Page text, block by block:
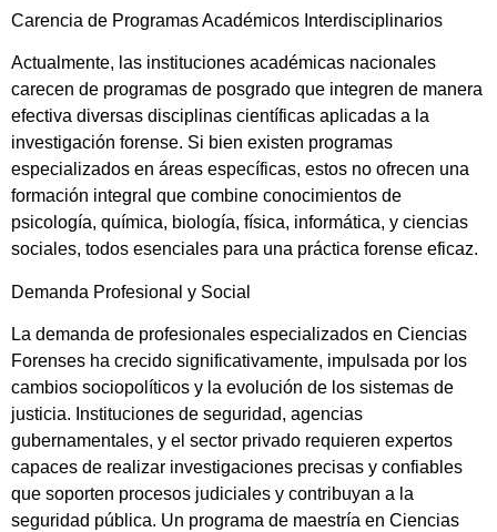
Carencia de Programas Académicos Interdisciplinarios
Actualmente, las instituciones académicas nacionales
carecen de programas de posgrado que integren de manera
efectiva diversas disciplinas científicas aplicadas a la
investigación forense. Si bien existen programas
especializados en áreas específicas, estos no ofrecen una
formación integral que combine conocimientos de
psicología, química, biología, física, informática, y ciencias
sociales, todos esenciales para una práctica forense eficaz.
Demanda Profesional y Social
La demanda de profesionales especializados en Ciencias
Forenses ha crecido significativamente, impulsada por los
cambios sociopolíticos y la evolución de los sistemas de
justicia. Instituciones de seguridad, agencias
gubernamentales, y el sector privado requieren expertos
capaces de realizar investigaciones precisas y confiables
que soporten procesos judiciales y contribuyan a la
seguridad pública. Un programa de maestría en Ciencias